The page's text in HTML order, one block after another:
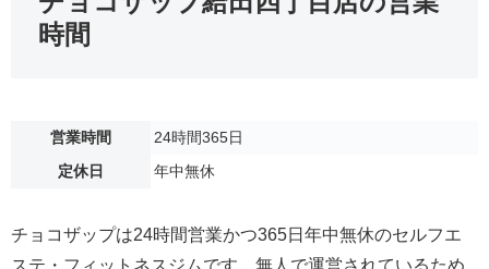
時間
営業時間
24時間365日
定休日
年中無休
チョコザップは24時間営業かつ365日年中無休のセルフエ
ステ・フィットネスジムです。無人で運営されているため